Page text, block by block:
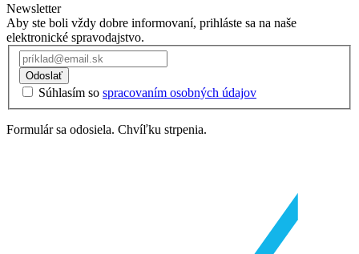
Newsletter
Aby ste boli vždy dobre informovaní, prihláste sa na naše
elektronické spravodajstvo.
Odoslať
Súhlasím so spracovaním osobných údajov
Formulár sa odosiela. Chvíľku strpenia.